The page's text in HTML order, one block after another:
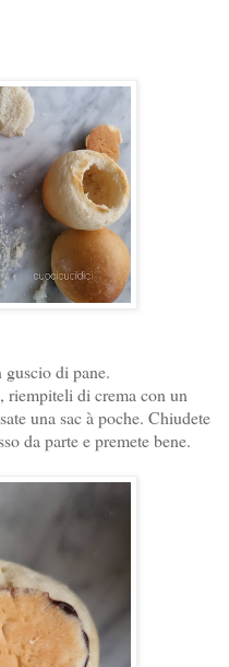
di pane.
riempiteli di crema con un
una sac à poche. Chiudete
da parte e premete bene.